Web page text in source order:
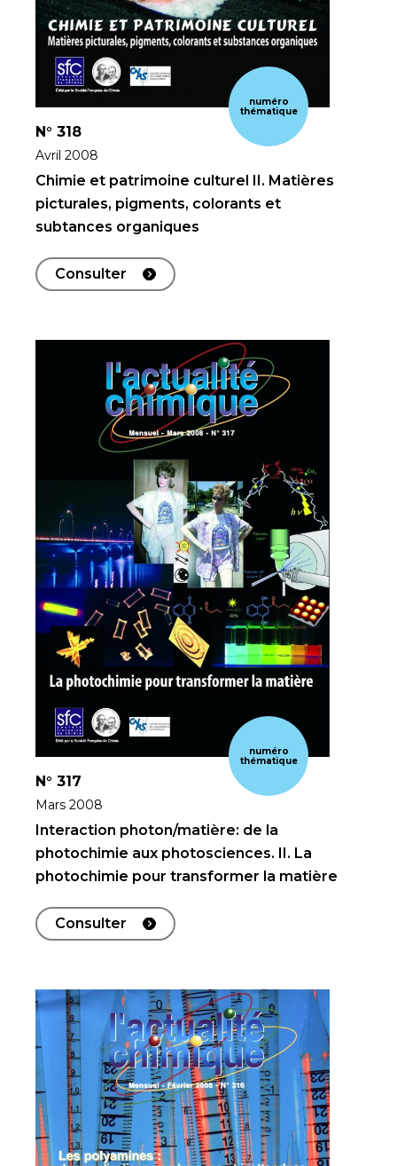
numéro
thématique
N° 318
Avril 2008
Chimie et patrimoine culturel II. Matières
picturales, pigments, colorants et
subtances organiques
Consulter
numéro
thématique
N° 317
Mars 2008
Interaction photon/matière: de la
photochimie aux photosciences. II. La
photochimie pour transformer la matière
Consulter